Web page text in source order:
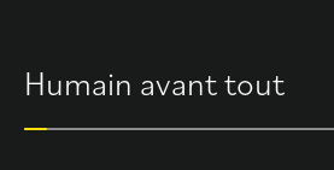
Humain avant tout